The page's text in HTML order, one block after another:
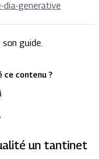
dia-generative
son guide.
ce contenu ?
un tantinet